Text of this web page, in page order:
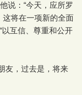
说：“今天，应所罗
这将在一项新的全面
以互信、尊重和公开
友，过去是，将来